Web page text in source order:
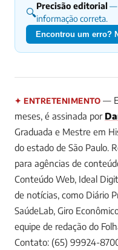
🔍Precisão editorial —
informação correta.
Encontrou um erro?
✦ ENTRETENIMENTO —
meses, é assinada por
Graduada e Mestre em
do estado de São Paulo.
para agências de
Conteúdo Web, Ideal
de notícias, como Diário
SaúdeLab, Giro
equipe de redação do
Contato: (65) 99924-